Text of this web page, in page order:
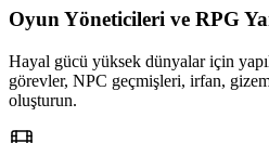
Oyun Yöneticileri ve RPG
Hayal gücü yüksek dünyalar için
görevler, NPC geçmişleri, irfan,
oluşturun.